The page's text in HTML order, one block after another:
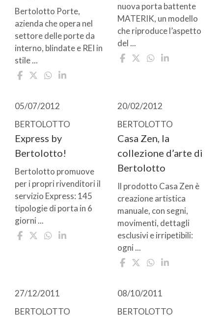
Bertolotto Porte,
azienda che opera nel
settore delle porte da
interno, blindate e REI in
stile ...
nuova porta battente
MATERIK, un modello
che riproduce l’aspetto
del ...
05/07/2012
BERTOLOTTO
Express by
Bertolotto!
Bertolotto promuove
per i propri rivenditori il
servizio Express: 145
tipologie di porta in 6
giorni ...
20/02/2012
BERTOLOTTO
Casa Zen, la
collezione d’arte di
Bertolotto
Il prodotto Casa Zen è
creazione artistica
manuale, con segni,
movimenti, dettagli
esclusivi e irripetibili:
ogni ...
27/12/2011
BERTOLOTTO
08/10/2011
BERTOLOTTO